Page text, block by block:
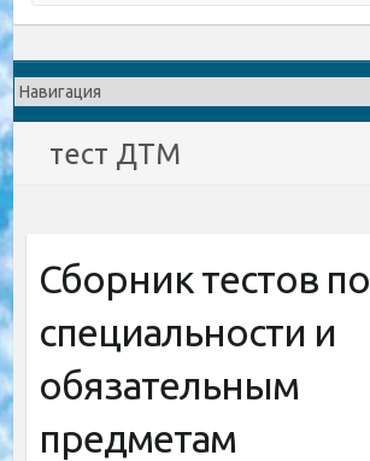
тест ДТМ
Сборник тестов по
специальности и
обязательным
предметам